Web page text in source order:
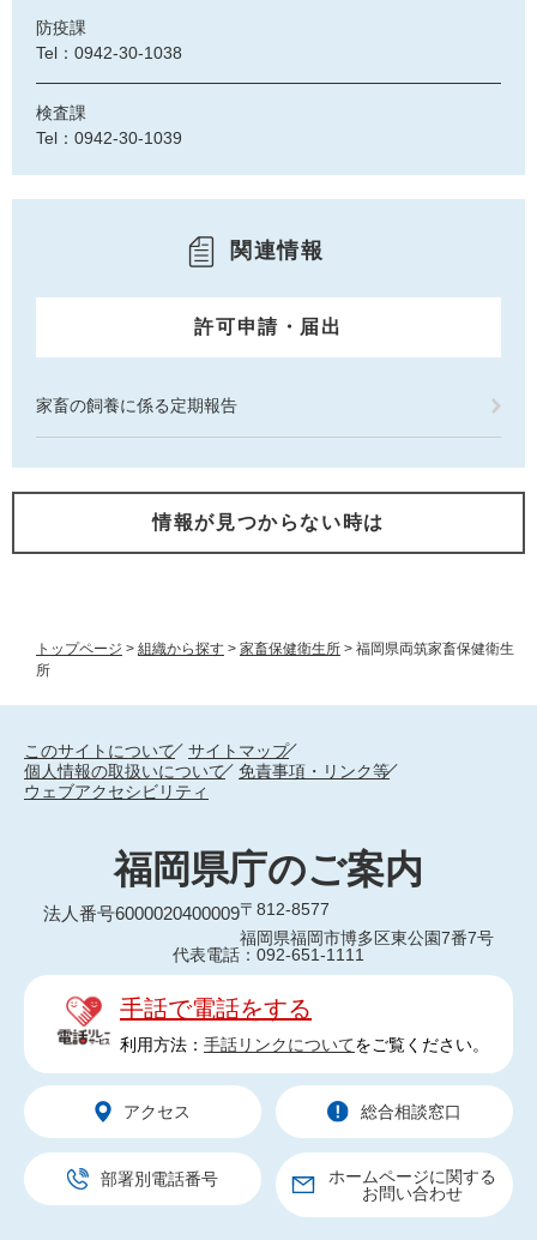
トップページ > 組織から探す > 家畜保健衛生所 > 福岡県両筑家畜保健衛生
所
防疫課
Tel：0942-30-1038
検査課
Tel：0942-30-1039
関連情報
許可申請・届出
家畜の飼養に係る定期報告
情報が見つからない時は
このサイトについて
サイトマップ
個人情報の取扱いについて
免責事項・リンク等
ウェブアクセシビリティ
福岡県庁のご案内
法人番号6000020400009〒812-8577
福岡県福岡市博多区東公園7番7号
代表電話：092-651-1111
手話で電話をする
利用方法： 手話リンクについてをご覧ください。
アクセス 総合相談窓口
部署別電話番号
ホームページに関する
お問い合わせ